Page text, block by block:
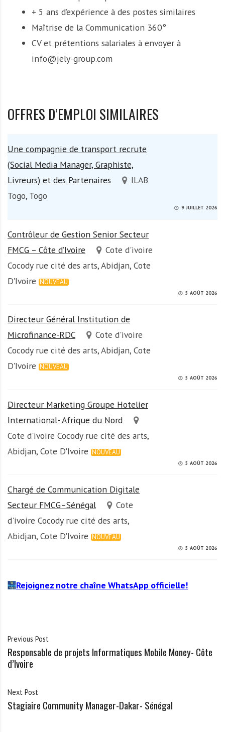
+ 5 ans d’expérience à des postes similaires
Maîtrise de la Communication 360°
CV et prétentions salariales à envoyer à
info@jely-group.com
OFFRES D’EMPLOI SIMILAIRES
Une compagnie de transport recrute
(Social Media Manager, Graphiste,
Livreurs) et des Partenaires
ILAB
Togo, Togo
9 JUILLET 2026
Contrôleur de Gestion Senior Secteur
FMCG – Côte d’Ivoire
Cote d'ivoire
Cocody rue cité des arts, Abidjan, Cote
D'Ivoire NOUVEAU
5 AOÛT 2026
Directeur Général Institution de
Microfinance-RDC
Cote d'ivoire
Cocody rue cité des arts, Abidjan, Cote
D'Ivoire NOUVEAU
5 AOÛT 2026
Directeur Marketing Groupe Hotelier
International- Afrique du Nord
Cote d'ivoire Cocody rue cité des arts,
Abidjan, Cote D'Ivoire NOUVEAU
5 AOÛT 2026
Chargé de Communication Digitale
Secteur FMCG–Sénégal
Cote
d'ivoire Cocody rue cité des arts,
Abidjan, Cote D'Ivoire NOUVEAU
5 AOÛT 2026
Rejoignez notre chaîne WhatsApp officielle!
Previous Post
Responsable de projets Informatiques Mobile Money- Côte
d’Ivoire
Next Post
Stagiaire Community Manager-Dakar- Sénégal